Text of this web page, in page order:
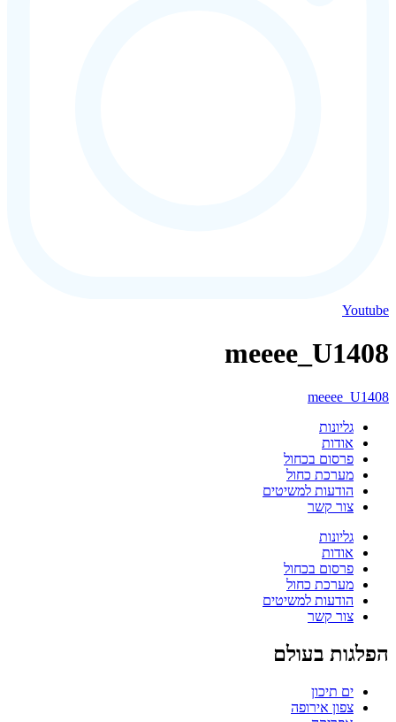
Youtube
meeee_U1408
meeee_U1408
גליונות
אודות
פרסום בכחול
מערכת כחול
הודעות למשיטים
צור קשר
גליונות
אודות
פרסום בכחול
מערכת כחול
הודעות למשיטים
צור קשר
הפלגות בעולם
ים תיכון
צפון אירופה